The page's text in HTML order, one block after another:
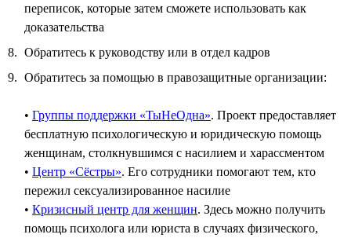
переписок, которые затем сможете использовать как
доказательства
Обратитесь к руководству или в отдел кадров
Обратитесь за помощью в правозащитные организации:
• Группы поддержки «ТыНеОдна». Проект предоставляет
бесплатную психологическую и юридическую помощь
женщинам, столкнувшимся с насилием и харассментом
• Центр «Сёстры». Его сотрудники помогают тем, кто
пережил сексуализированное насилие
• Кризисный центр для женщин. Здесь можно получить
помощь психолога или юриста в случаях физического,